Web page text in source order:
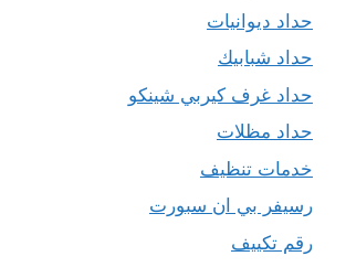
حداد ديوانيات
حداد شبابيك
حداد غرف كيربي شينكو
حداد مظلات
خدمات تنظيف
رسيفر بي ان سبورت
رقم تكييف